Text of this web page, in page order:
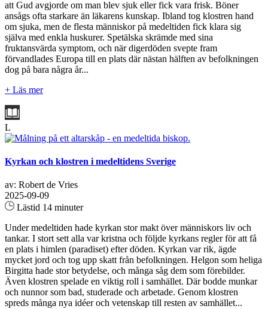
att Gud avgjorde om man blev sjuk eller fick vara frisk. Böner
ansågs ofta starkare än läkarens kunskap. Ibland tog klostren hand
om sjuka, men de flesta människor på medeltiden fick klara sig
själva med enkla huskurer. Spetälska skrämde med sina
fruktansvärda symptom, och när digerdöden svepte fram
förvandlades Europa till en plats där nästan hälften av befolkningen
dog på bara några år...
+ Läs mer
L
Kyrkan och klostren i medeltidens Sverige
av: Robert de Vries
2025-09-09
Lästid 14 minuter
Under medeltiden hade kyrkan stor makt över människors liv och
tankar. I stort sett alla var kristna och följde kyrkans regler för att få
en plats i himlen (paradiset) efter döden. Kyrkan var rik, ägde
mycket jord och tog upp skatt från befolkningen. Helgon som heliga
Birgitta hade stor betydelse, och många såg dem som förebilder.
Även klostren spelade en viktig roll i samhället. Där bodde munkar
och nunnor som bad, studerade och arbetade. Genom klostren
spreds många nya idéer och vetenskap till resten av samhället...